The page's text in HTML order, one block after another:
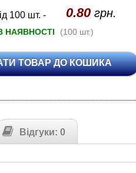
100 шт. - 0.80грн.
НАЯВНОСТІ (100 шт.)
ТОВАР ДО КОШИКА
Відгуки: 0